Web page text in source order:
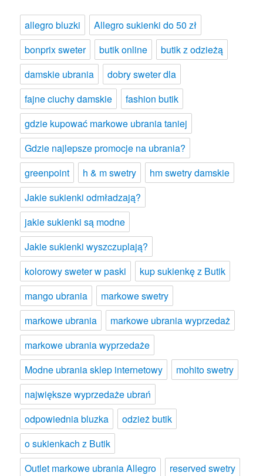
allegro bluzki
Allegro sukienki do 50 zł
bonprix sweter
butik online
butik z odzieżą
damskie ubrania
dobry sweter dla
fajne ciuchy damskie
fashion butik
gdzie kupować markowe ubrania taniej
Gdzie najlepsze promocje na ubrania?
greenpoint
h & m swetry
hm swetry damskie
Jakie sukienki odmładzają?
jakie sukienki są modne
Jakie sukienki wyszczuplają?
kolorowy sweter w paski
kup sukienkę z Butik
mango ubrania
markowe swetry
markowe ubrania
markowe ubrania wyprzedaż
markowe ubrania wyprzedaże
Modne ubrania sklep internetowy
mohito swetry
największe wyprzedaże ubrań
odpowiednia bluzka
odzież butik
o sukienkach z Butik
Outlet markowe ubrania Allegro
reserved swetry